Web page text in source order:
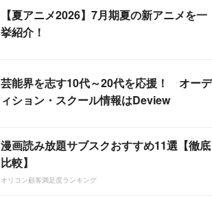
【夏アニメ2026】7月期夏の新アニメを一
挙紹介！
芸能界を志す10代～20代を応援！ オーデ
ィション・スクール情報はDeview
漫画読み放題サブスクおすすめ11選【徹底
比較】
オリコン顧客満足度ランキング